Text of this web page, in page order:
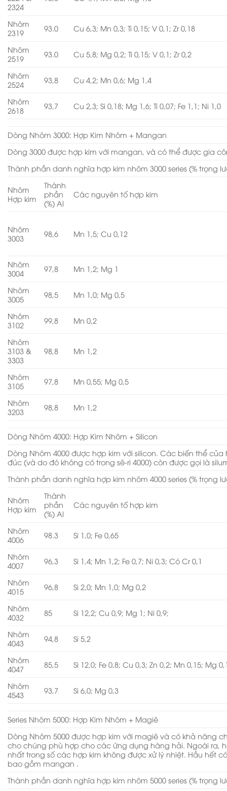
2324
Nhôm
2319
93.0 Cu 6,3; Mn 0,3; Ti 0,15; V 0,1; Zr 0,18
Nhôm
2519
93.0 Cu 5,8; Mg 0,2; Ti 0,15; V 0,1; Zr 0,2
Nhôm
2524
93,8 Cu 4,2; Mn 0,6; Mg 1,4
Nhôm
2618
93,7 Cu 2,3; Si 0,18; Mg 1,6; Ti 0,07; Fe 1,1; Ni 1,0
Dòng Nhôm 3000: Hợp Kim Nhôm + Mangan
Dòng 3000 được hợp kim với mangan, và có thể được gia
Thành phần danh nghĩa hợp kim nhôm 3000 series (% trọng
Nhôm
Hợp kim
Thành
phần
(%) Al
Các nguyên tố hợp kim
Nhôm
3003
98,6 Mn 1,5; Cu 0,12
Nhôm
3004
97,8 Mn 1,2; Mg 1
Nhôm
3005
98,5 Mn 1,0; Mg 0,5
Nhôm
3102
99,8 Mn 0,2
Nhôm
3103 &
3303
98,8 Mn 1,2
Nhôm
3105
97,8 Mn 0,55; Mg 0,5
Nhôm
3203
98,8 Mn 1,2
Dòng Nhôm 4000: Hợp Kim Nhôm + Silicon
Dòng Nhôm 4000 được hợp kim với silicon. Các biến thể
đúc (và do đó không có trong sê-ri 4000) còn được gọi là
Thành phần danh nghĩa hợp kim nhôm 4000 series (% trọng
Nhôm
Hợp kim
Thành
phần
(%) Al
Các nguyên tố hợp kim
Nhôm
4006
98.3 Si 1,0; Fe 0,65
Nhôm
4007
96,3 Si 1,4; Mn 1,2; Fe 0,7; Ni 0,3; Có Cr 0,1
Nhôm
4015
96,8 Si 2,0; Mn 1,0; Mg 0,2
Nhôm
4032
85 Si 12,2; Cu 0,9; Mg 1; Ni 0,9;
Nhôm
4043
94,8 Si 5,2
Nhôm
4047
85,5 Si 12,0; Fe 0,8; Cu 0,3; Zn 0,2; Mn 0,15; Mg
Nhôm
4543
93,7 Si 6,0; Mg 0,3
Series Nhôm 5000: Hợp Kim Nhôm + Magiê
Dòng Nhôm 5000 được hợp kim với magiê và có khả năng
cho chúng phù hợp cho các ứng dụng hàng hải. Ngoài ra,
nhất trong số các hợp kim không được xử lý nhiệt. Hầu hết
bao gồm mangan .
Thành phần danh nghĩa hợp kim nhôm 5000 series (% trọng